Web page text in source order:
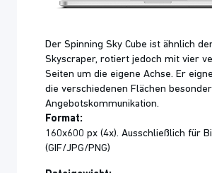
Der Spinning Sky Cube ist ähnlich
Skyscraper, rotiert jedoch mit vier
Seiten um die eigene Achse. Er
die verschiedenen Flächen
Angebotskommunikation.
Format:
160x600 px (4x). Ausschließlich für
(GIF/JPG/PNG)